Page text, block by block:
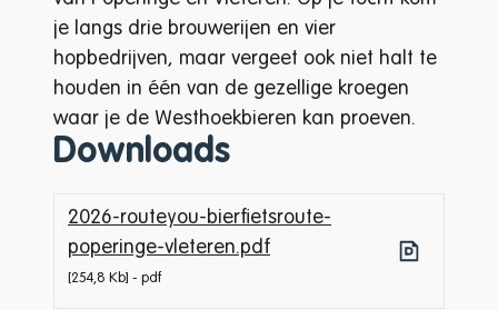
je langs drie brouwerijen en vier
hopbedrijven, maar vergeet ook niet halt te
houden in één van de gezellige kroegen
waar je de Westhoekbieren kan proeven.
Downloads
2026-routeyou-bierfietsroute-
poperinge-vleteren.pdf
254,8 Kb pdf